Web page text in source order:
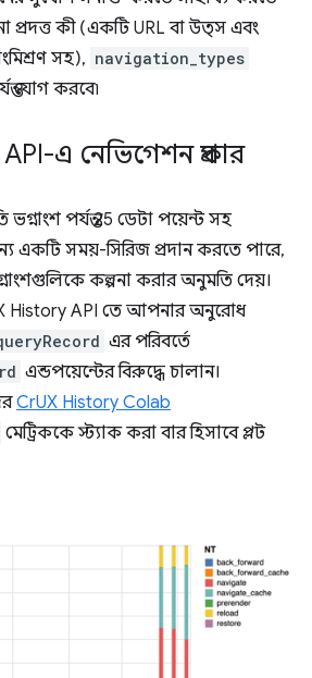
প্রদত্ত কী (একটি URL বা উত্স এবং
সহ), navigation_types
যোগ করবে৷
এ নেভিগেশন প্রকার
ভগ্নাংশ পর্যন্ত 25 ডেটা পয়েন্ট সহ
একটি সময়-সিরিজ প্রদান করতে পারে,
কল্পনা করার অনুমতি দেয়।
History API তে আপনার অনুরোধ
এর পরিবর্তে
এন্ডপয়েন্টের বিরুদ্ধে চালান।
CrUX History Colab
মেট্রিককে স্ট্যাক করা বার হিসাবে প্লট